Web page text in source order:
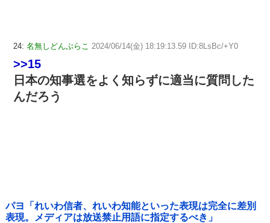
24: 名無しどんぶらこ 2024/06/14(金) 18:19:13.59 ID:8LsBc/+Y0
>>15
日本の知事選をよく知らずに適当に質問した
んだろう
パヨ「れいわ信者、れいわ知能といった表現は完全に差別
表現。メディアは放送禁止用語に指定するべき」